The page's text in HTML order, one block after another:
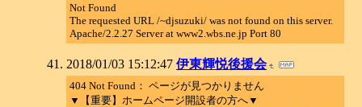
Not Found
The requested URL /~djsuzuki/ was not found on this server.
Apache/2.2.27 Server at www2.wbs.ne.jp Port 80
2018/01/03 15:12:47 伊東輝悦後援会
404 Not Found： ページが見つかりません
▼【重要】ホームページ開設者の方へ▼